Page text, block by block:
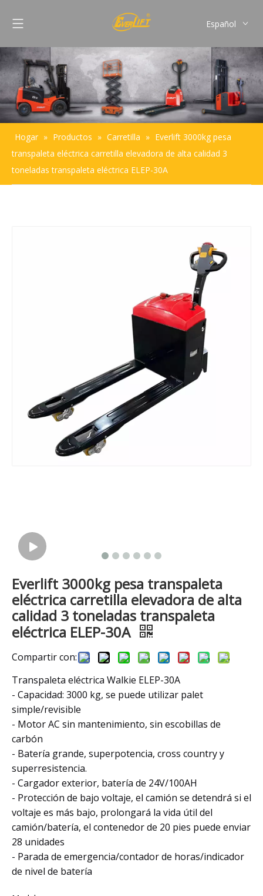
Español
Français
Pусский
Português
Hogar » Productos » Carretilla » Everlift 3000kg pesa
transpaleta eléctrica carretilla elevadora de alta calidad 3
toneladas transpaleta eléctrica ELEP-30A
Everlift 3000kg pesa transpaleta
eléctrica carretilla elevadora de alta
calidad 3 toneladas transpaleta
eléctrica ELEP-30A
Compartir con:
Transpaleta eléctrica Walkie ELEP-30A
- Capacidad: 3000 kg, se puede utilizar palet
simple/revisible
- Motor AC sin mantenimiento, sin escobillas de
carbón
- Batería grande, superpotencia, cross country y
superresistencia.
- Cargador exterior, batería de 24V/100AH
- Protección de bajo voltaje, el camión se detendrá si el
voltaje es más bajo, prolongará la vida útil del
camión/batería, el contenedor de 20 pies puede enviar
28 unidades
- Parada de emergencia/contador de horas/indicador
de nivel de batería